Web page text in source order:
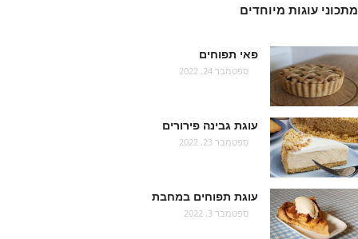
מתכוני עוגות מיוחדים
פאי תפוחים
ספטמבר 24, 2022
עוגת גבינה פירורים
ספטמבר 23, 2022
עוגת תפוחים במחבת
ספטמבר 3, 2022